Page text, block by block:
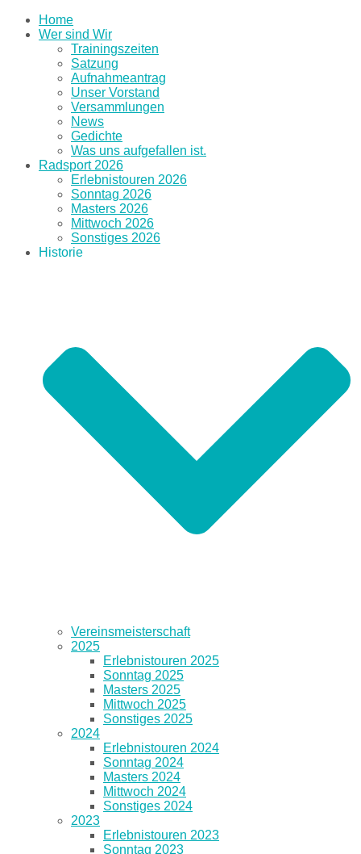
Home
Wer sind Wir
Trainingszeiten
Satzung
Aufnahmeantrag
Unser Vorstand
Versammlungen
News
Gedichte
Was uns aufgefallen ist.
Radsport 2026
Erlebnistouren 2026
Sonntag 2026
Masters 2026
Mittwoch 2026
Sonstiges 2026
Historie
Vereinsmeisterschaft
2025
Erlebnistouren 2025
Sonntag 2025
Masters 2025
Mittwoch 2025
Sonstiges 2025
2024
Erlebnistouren 2024
Sonntag 2024
Masters 2024
Mittwoch 2024
Sonstiges 2024
2023
Erlebnistouren 2023
Sonntag 2023